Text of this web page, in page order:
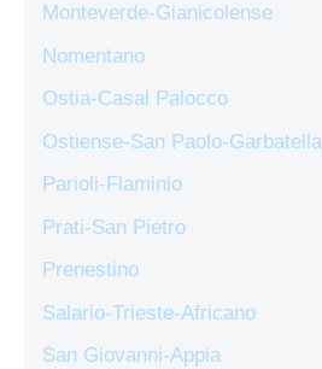
Monteverde-Gianicolense
Nomentano
Ostia-Casal Palocco
Ostiense-San Paolo-Garbatella
Parioli-Flaminio
Prati-San Pietro
Prenestino
Salario-Trieste-Africano
San Giovanni-Appia